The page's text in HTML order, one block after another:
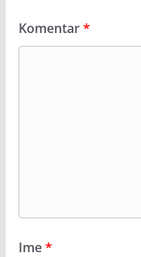
Komentar*
Ime*